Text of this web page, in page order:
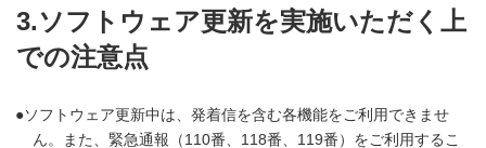
3.ソフトウェア更新を実施いただく上
での注意点
ソフトウェア更新中は、発着信を含む各機能をご利用できませ
ん。また、緊急通報（110番、118番、119番）をご利用するこ